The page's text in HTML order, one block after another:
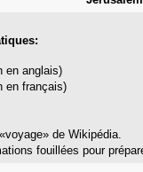
en anglais)
en français)
de Wikipédia.
fouillées pour